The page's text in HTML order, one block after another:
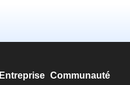
Entreprise Communauté